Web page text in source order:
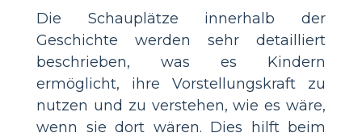
Die Schauplätze innerhalb der
Geschichte werden sehr detailliert
beschrieben, was es Kindern
ermöglicht, ihre Vorstellungskraft zu
nutzen und zu verstehen, wie es wäre,
wenn sie dort wären. Dies hilft beim